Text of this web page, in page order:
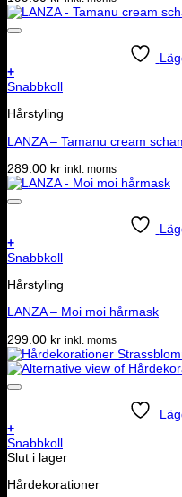
+
Snabbkoll
Hårstyling
LANZA – Tamanu cream
289.00 kr inkl. moms
+
Snabbkoll
Hårstyling
LANZA – Moi moi hårmask
299.00 kr inkl. moms
+
Snabbkoll
Slut i lager
Hårdekorationer